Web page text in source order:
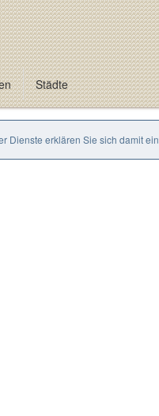
Städte
erklären Sie sich damit